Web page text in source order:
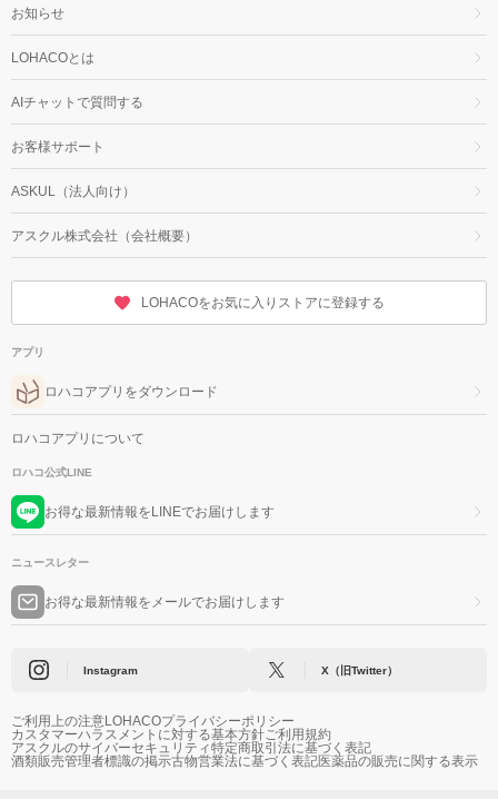
お知らせ
LOHACOとは
AIチャットで質問する
お客様サポート
ASKUL（法人向け）
アスクル株式会社（会社概要）
LOHACOをお気に入りストアに登録する
アプリ
ロハコアプリをダウンロード
ロハコアプリについて
ロハコ公式LINE
お得な最新情報をLINEでお届けします
ニュースレター
お得な最新情報をメールでお届けします
Instagram X（旧Twitter）
ご利用上の注意LOHACOプライバシーポリシー
カスタマーハラスメントに対する基本方針ご利用規約
アスクルのサイバーセキュリティ特定商取引法に基づく表記
酒類販売管理者標識の掲示古物営業法に基づく表記医薬品の販売に関する表示